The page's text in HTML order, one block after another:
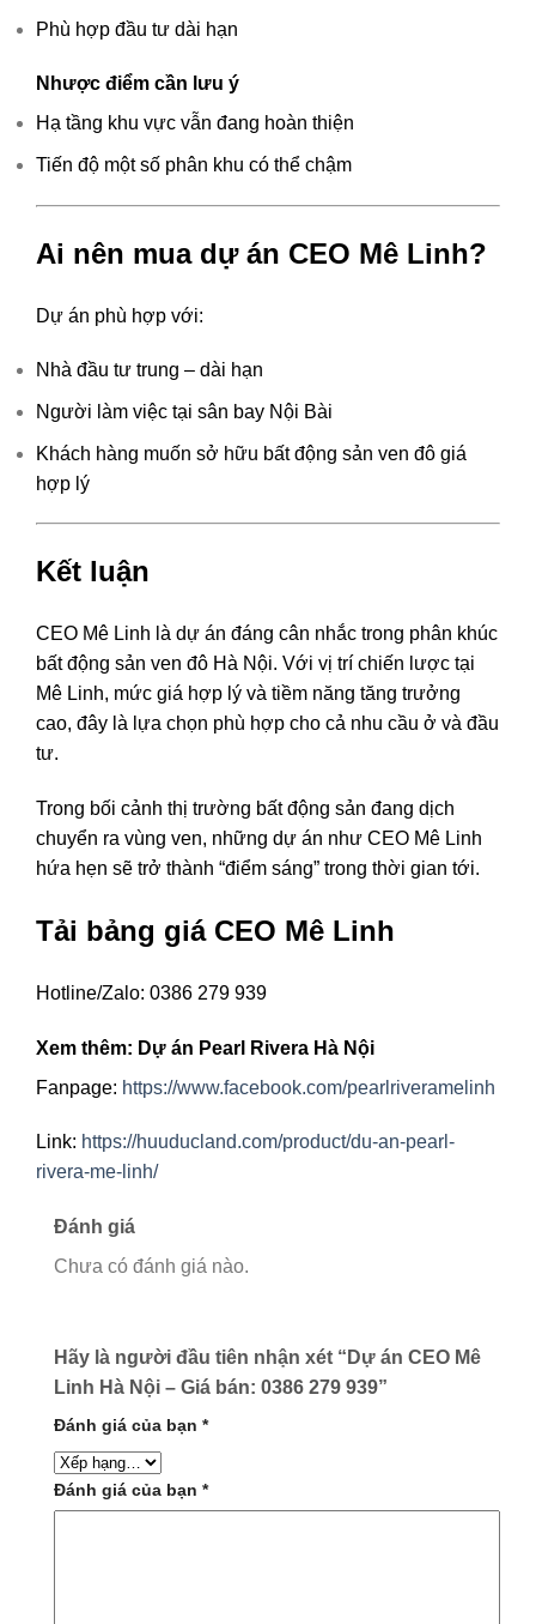
Phù hợp đầu tư dài hạn
Nhược điểm cần lưu ý
Hạ tầng khu vực vẫn đang hoàn thiện
Tiến độ một số phân khu có thể chậm
Ai nên mua dự án CEO Mê Linh?
Dự án phù hợp với:
Nhà đầu tư trung – dài hạn
Người làm việc tại sân bay Nội Bài
Khách hàng muốn sở hữu bất động sản ven đô giá
hợp lý
Kết luận
CEO Mê Linh là dự án đáng cân nhắc trong phân khúc
bất động sản ven đô Hà Nội. Với vị trí chiến lược tại
Mê Linh, mức giá hợp lý và tiềm năng tăng trưởng
cao, đây là lựa chọn phù hợp cho cả nhu cầu ở và đầu
tư.
Trong bối cảnh thị trường bất động sản đang dịch
chuyển ra vùng ven, những dự án như CEO Mê Linh
hứa hẹn sẽ trở thành “điểm sáng” trong thời gian tới.
Tải bảng giá CEO Mê Linh
Hotline/Zalo: 0386 279 939
Xem thêm: Dự án Pearl Rivera Hà Nội
Fanpage: https://www.facebook.com/pearlriveramelinh
Link: https://huuducland.com/product/du-an-pearl-
rivera-me-linh/
Đánh giá
Chưa có đánh giá nào.
Hãy là người đầu tiên nhận xét “Dự án CEO Mê
Linh Hà Nội – Giá bán: 0386 279 939”
Đánh giá của bạn *
Đánh giá của bạn *